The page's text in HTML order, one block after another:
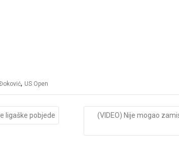
, US Open
ligaške pobjede
(VIDEO) Nije mogao